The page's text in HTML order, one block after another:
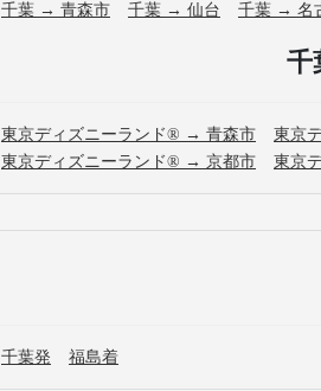
千葉 → 青森市 千葉 → 仙台 千葉 → 名
千
東京ディズニーランド® → 青森市 東京
東京ディズニーランド® → 京都市
東京
千葉発 福島着